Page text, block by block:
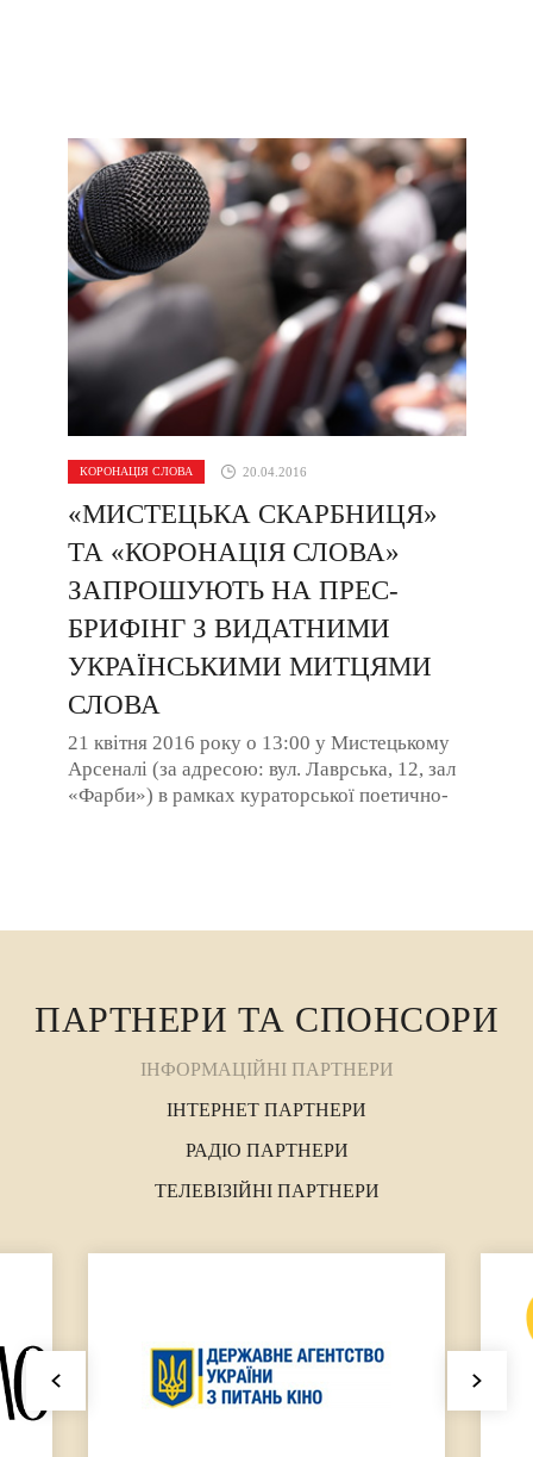
КОРОНАЦІЯ СЛОВА 20.04.2016
«МИСТЕЦЬКА СКАРБНИЦЯ»
ТА «КОРОНАЦІЯ СЛОВА»
ЗАПРОШУЮТЬ НА ПРЕС-
БРИФІНГ З ВИДАТНИМИ
УКРАЇНСЬКИМИ МИТЦЯМИ
СЛОВА
21 квітня 2016 року о 13:00 у Мистецькому
Арсеналі (за адресою: вул. Лаврська, 12, зал
«Фарби») в рамках кураторської поетично-
ПАРТНЕРИ ТА СПОНСОРИ
ІНФОРМАЦІЙНІ ПАРТНЕРИ
ІНТЕРНЕТ ПАРТНЕРИ
РАДІО ПАРТНЕРИ
ТЕЛЕВІЗІЙНІ ПАРТНЕРИ